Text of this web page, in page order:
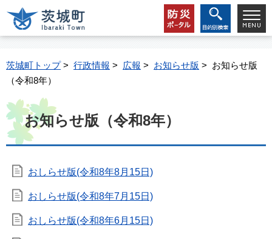
茨城町トップ> 行政情報 > 広報 > お知らせ版 > お知らせ版
（令和8年）
お知らせ版（令和8年）
おしらせ版(令和8年8月15日)
おしらせ版(令和8年7月15日)
おしらせ版(令和8年6月15日)